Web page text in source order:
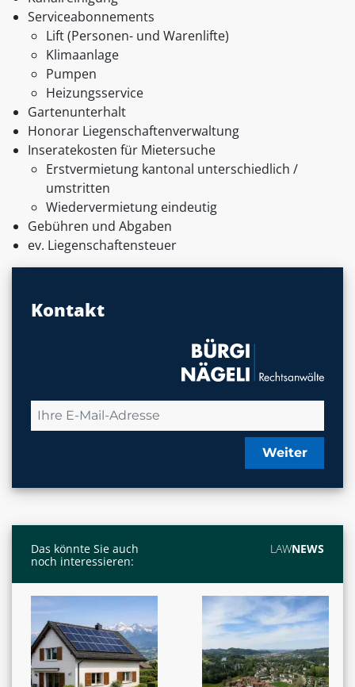
Serviceabonnements
Lift (Personen- und Warenlifte)
Klimaanlage
Pumpen
Heizungsservice
Gartenunterhalt
Honorar Liegenschaftenverwaltung
Inseratekosten für Mietersuche
Erstvermietung kantonal unterschiedlich /
umstritten
Wiedervermietung eindeutig
Gebühren und Abgaben
ev. Liegenschaftensteuer
Kontakt
Weiter
Das könnte Sie auch
noch interessieren:
LAWNEWS